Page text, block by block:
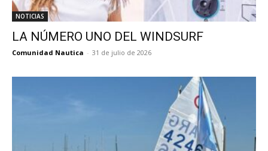
NOTICIAS
LA NÚMERO UNO DEL WINDSURF
Comunidad Nautica - 31 de julio de 2026